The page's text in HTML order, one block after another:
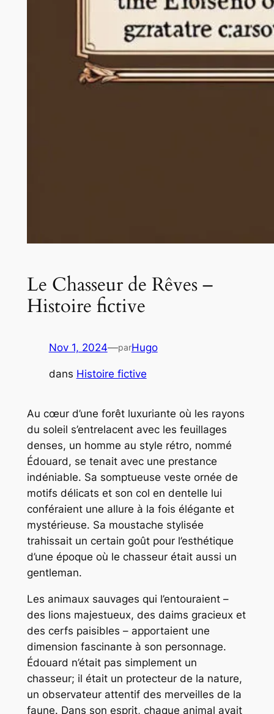
Le Chasseur de Rêves –
Histoire fictive
Nov 1, 2024—parHugo
dans Histoire fictive
Au cœur d’une forêt luxuriante où les rayons
du soleil s’entrelacent avec les feuillages
denses, un homme au style rétro, nommé
Édouard, se tenait avec une prestance
indéniable. Sa somptueuse veste ornée de
motifs délicats et son col en dentelle lui
conféraient une allure à la fois élégante et
mystérieuse. Sa moustache stylisée
trahissait un certain goût pour l’esthétique
d’une époque où le chasseur était aussi un
gentleman.
Les animaux sauvages qui l’entouraient –
des lions majestueux, des daims gracieux et
des cerfs paisibles – apportaient une
dimension fascinante à son personnage.
Édouard n’était pas simplement un
chasseur; il était un protecteur de la nature,
un observateur attentif des merveilles de la
faune. Dans son esprit, chaque animal avait